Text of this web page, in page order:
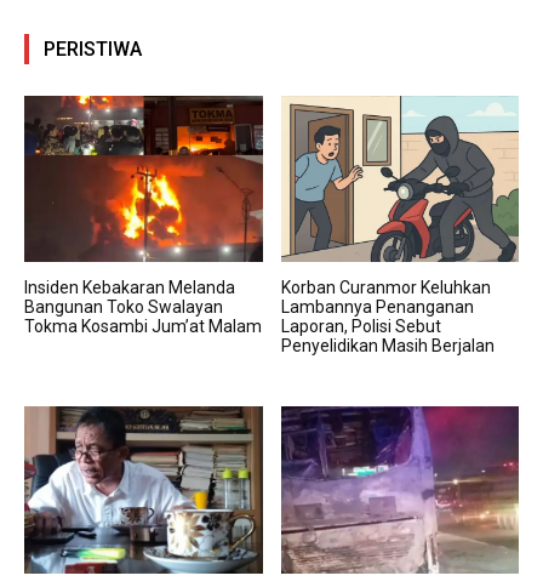
PERISTIWA
Insiden Kebakaran Melanda
Bangunan Toko Swalayan
Tokma Kosambi Jum’at Malam
Korban Curanmor Keluhkan
Lambannya Penanganan
Laporan, Polisi Sebut
Penyelidikan Masih Berjalan